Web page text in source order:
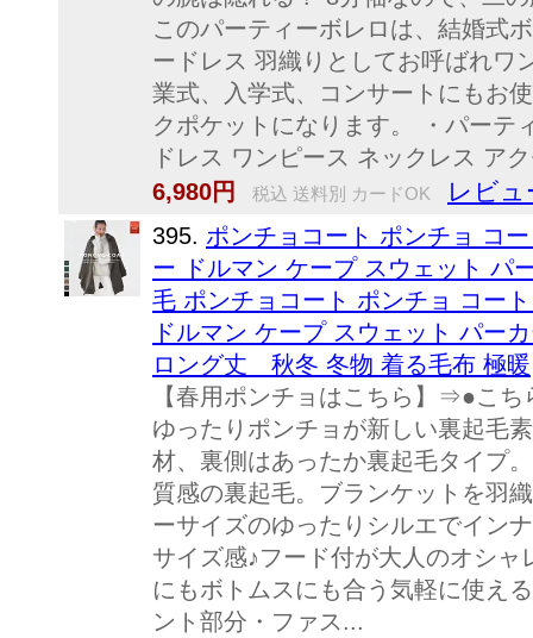
このパーティーボレロは、結婚式
ードレス 羽織りとしてお呼ばれワ
業式、入学式、コンサートにもお
クポケットになります。 ・パーテ
ドレス ワンピース ネックレス ア
6,980円
税込 送料別 カードOK レビュ
395. ポンチョコート ポンチョ コ
ー ドルマン ケープ スウェット パ
毛 ポンチョコート ポンチョ コー
ドルマン ケープ スウェット パー
ロング丈 秋冬 冬物 着る毛布 極暖
【春用ポンチョはこちら】⇒●こ
ゆったりポンチョが新しい裏起毛
材、裏側はあったか裏起毛タイプ
質感の裏起毛。ブランケットを羽
ーサイズのゆったりシルエでイン
サイズ感♪フード付が大人のオシ
にもボトムスにも合う気軽に使え
ント部分・ファス...